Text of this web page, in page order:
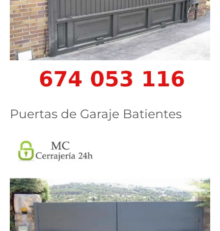
Puertas de Garaje Batientes